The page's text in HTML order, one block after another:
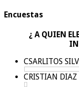
Encuestas
¿ A QUIEN
CSARLITOS
CRISTIAN DIAZ